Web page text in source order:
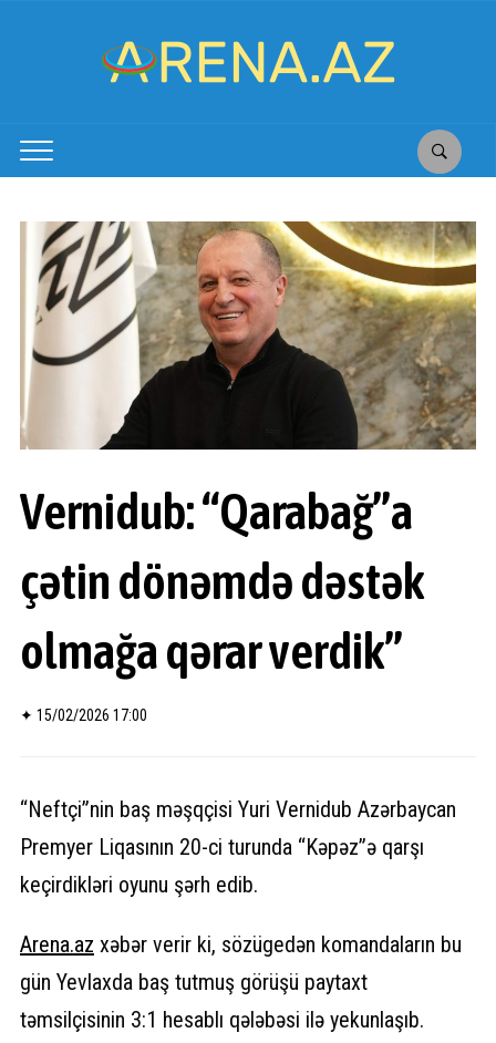
Vernidub: “Qarabağ”a
çətin dönəmdə dəstək
olmağa qərar verdik”
✦ 15/02/2026 17:00
“Neftçi”nin baş məşqçisi Yuri Vernidub Azərbaycan
Premyer Liqasının 20-ci turunda “Kəpəz”ə qarşı
keçirdikləri oyunu şərh edib.
Arena.az xəbər verir ki, sözügedən komandaların bu
gün Yevlaxda baş tutmuş görüşü paytaxt
təmsilçisinin 3:1 hesablı qələbəsi ilə yekunlaşıb.